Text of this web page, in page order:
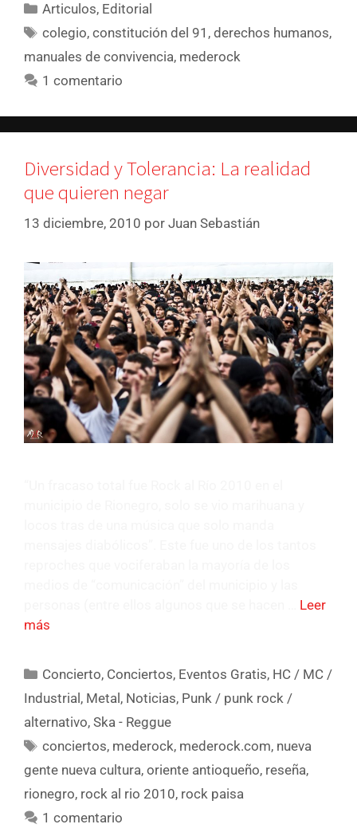
Articulos, Editorial
colegio,constitución del 91 ,derechos humanos,
manuales de convivencia, mederock
1 comentario
Diversidad y Tolerancia: La realidad
que quieren negar
13 diciembre, 2010 por Juan Sebastián
Leer
más
Concierto, Conciertos, Eventos Gratis, HC / MC /
Industrial , Metal , Noticias, Punk / punk rock /
alternativo, Ska - Reggue
conciertos, mederock, mederock.com, nueva
gente nueva cultura, oriente antioqueño, reseña,
rionegro, rock al rio 2010, rock paisa
1 comentario